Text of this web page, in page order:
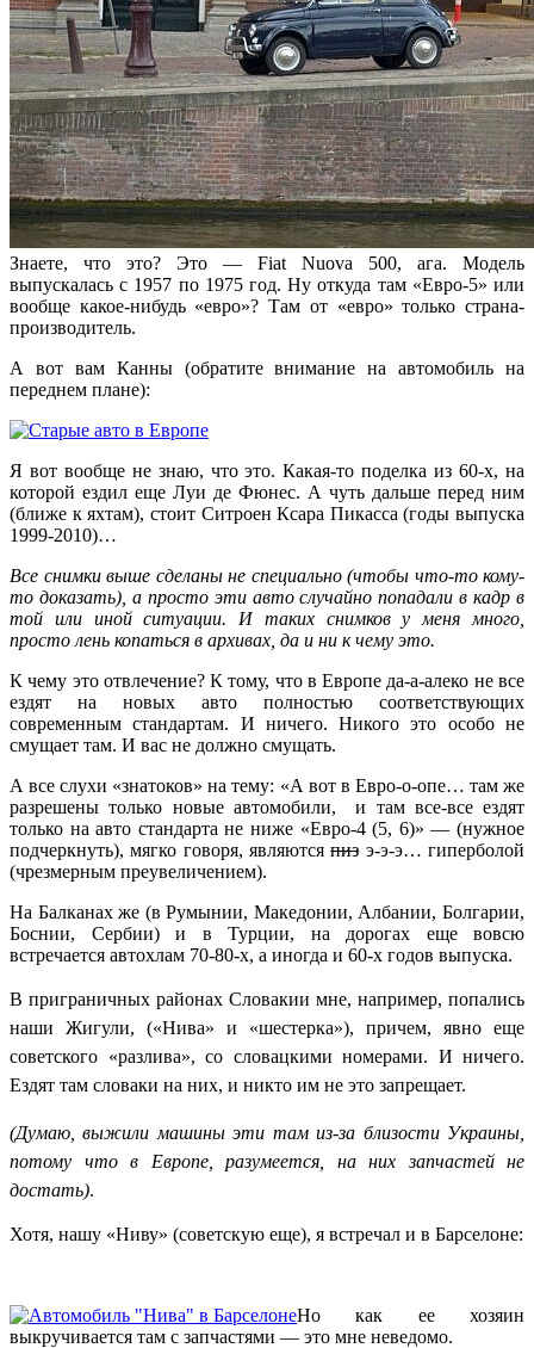
Знаете, что это? Это — Fiat Nuova 500, ага. Модель
выпускалась с 1957 по 1975 год. Ну откуда там «Евро-5» или
вообще какое-нибудь «евро»? Там от «евро» только страна-
производитель.
А вот вам Канны (обратите внимание на автомобиль на
переднем плане):
Я вот вообще не знаю, что это. Какая-то поделка из 60-х, на
которой ездил еще Луи де Фюнес. А чуть дальше перед ним
(ближе к яхтам), стоит Ситроен Ксара Пикасса (годы выпуска
1999-2010)…
Все снимки выше сделаны не специально (чтобы что-то кому-
то доказать), а просто эти авто случайно попадали в кадр в
той или иной ситуации. И таких снимков у меня много,
просто лень копаться в архивах, да и ни к чему это.
К чему это отвлечение? К тому, что в Европе да-а-алеко не все
ездят на новых авто полностью соответствующих
современным стандартам. И ничего. Никого это особо не
смущает там. И вас не должно смущать.
А все слухи «знатоков» на тему: «А вот в Евро-о-опе… там же
разрешены только новые автомобили, и там все-все ездят
только на авто стандарта не ниже «Евро-4 (5, 6)» — (нужное
подчеркнуть), мягко говоря, являютсяпизэ-э-э… гиперболой
(чрезмерным преувеличением).
На Балканах же (в Румынии, Македонии, Албании, Болгарии,
Боснии, Сербии) и в Турции, на дорогах еще вовсю
встречается автохлам 70-80-х, а иногда и 60-х годов выпуска.
В приграничных районах Словакии мне, например, попались
наши Жигули, («Нива» и «шестерка»), причем, явно еще
советского «разлива», со словацкими номерами. И ничего.
Ездят там словаки на них, и никто им не это запрещает.
(Думаю, выжили машины эти там из-за близости Украины,
потому что в Европе, разумеется, на них запчастей не
достать).
Хотя, нашу «Ниву» (советскую еще), я встречал и в Барселоне:
Но как ее хозяин
выкручивается там с запчастями — это мне неведомо.